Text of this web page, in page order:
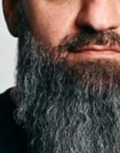
quasi Lockdown ist da.
Wir bauen unser
und zwar bekommst du
17 Uhr beste
Kontakt! Vor allem
Crew tobt sich im
über die mühsame
Mit von der Party ist
Ausbildungsredaktion.
sicherheitshalber jeden
Kanal K ein, Augen zu,